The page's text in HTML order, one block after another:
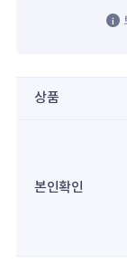
상품
본인확인